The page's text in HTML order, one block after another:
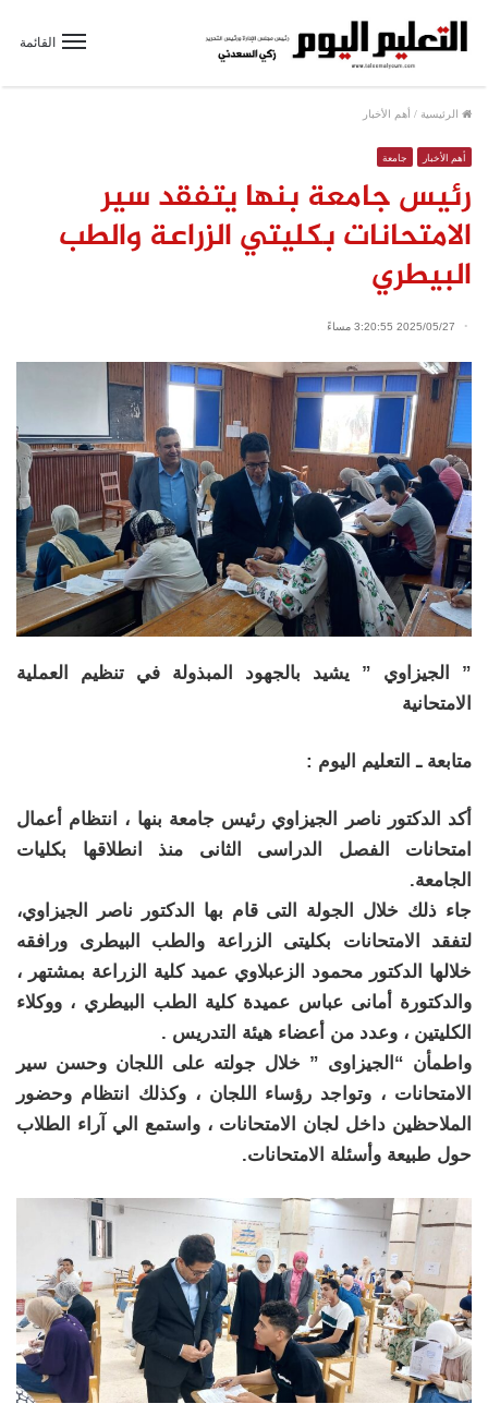
القائمة
الرئيسية / أهم الأخبار
أهم الأخبار جامعة
رئيس جامعة بنها يتفقد سير
الامتحانات بكليتي الزراعة والطب
البيطري
2025/05/27 3:20:55 مساءً
” الجيزاوي ” يشيد بالجهود المبذولة في تنظيم العملية
الامتحانية
متابعة ـ التعليم اليوم :
أكد الدكتور ناصر الجيزاوي رئيس جامعة بنها ، انتظام أعمال
امتحانات الفصل الدراسى الثانى منذ انطلاقها بكليات
الجامعة.
جاء ذلك خلال الجولة التى قام بها الدكتور ناصر الجيزاوي،
لتفقد الامتحانات بكليتى الزراعة والطب البيطرى ورافقه
خلالها الدكتور محمود الزعبلاوي عميد كلية الزراعة بمشتهر ،
والدكتورة أمانى عباس عميدة كلية الطب البيطري ، ووكلاء
الكليتين ، وعدد من أعضاء هيئة التدريس .
واطمأن “الجيزاوى ” خلال جولته على اللجان وحسن سير
الامتحانات ، وتواجد رؤساء اللجان ، وكذلك انتظام وحضور
الملاحظين داخل لجان الامتحانات ، واستمع الي آراء الطلاب
حول طبيعة وأسئلة الامتحانات.